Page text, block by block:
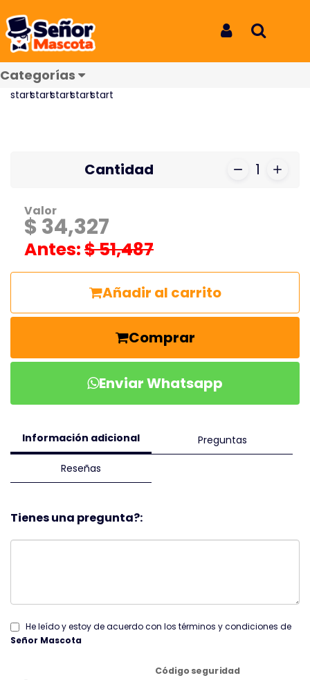
Categorías
Strantel Plus XL x 2 Tab
Cantidad 1
Valor
$ 34,327
Antes:$ 51,487
Añadir al carrito
Comprar
Enviar Whatsapp
Información adicional Preguntas
Reseñas
Tienes una pregunta?:
He leído y estoy de acuerdo con los términos y condiciones de
Señor Mascota
Código seguridad